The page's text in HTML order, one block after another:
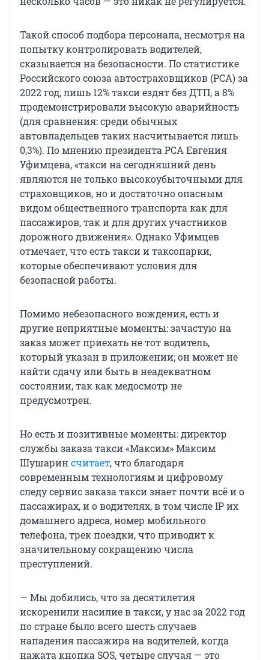
Такой способ подбора персонала, несмотря на
попытку контролировать водителей,
сказывается на безопасности. По статистике
Российского союза автостраховщиков (РСА) за
2022 год, лишь 12% такси ездят без ДТП, а 8%
продемонстрировали высокую аварийность
(для сравнения: среди обычных
автовладельцев таких насчитывается лишь
0,3%). По мнению президента РСА Евгения
Уфимцева, «такси на сегодняшний день
являются не только высокоубыточными для
страховщиков, но и достаточно опасным
видом общественного транспорта как для
пассажиров, так и для других участников
дорожного движения». Однако Уфимцев
отмечает, что есть такси и таксопарки,
которые обеспечивают условия для
безопасной работы.
Помимо небезопасного вождения, есть и
другие неприятные моменты: зачастую на
заказ может приехать не тот водитель,
который указан в приложении; он может не
найти сдачу или быть в неадекватном
состоянии, так как медосмотр не
предусмотрен.
Но есть и позитивные моменты: директор
службы заказа такси «Максим» Максим
Шушаринсчитает, что благодаря
современным технологиям и цифровому
следу сервис заказа такси знает почти всё и о
пассажирах, и о водителях, в том числе IP их
домашнего адреса, номер мобильного
телефона, трек поездки, что приводит к
значительному сокращению числа
преступлений.
— Мы добились, что за десятилетия
искоренили насилие в такси, у нас за 2022 год
по стране было всего шесть случаев
нападения пассажира на водителей, когда
нажата кнопка SOS, четыре случая — это